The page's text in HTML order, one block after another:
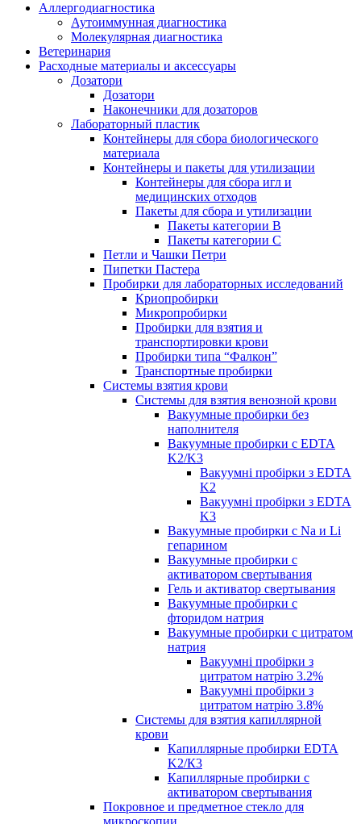
Аллергодиагностика
Аутоиммунная диагностика
Молекулярная диагностика
Ветеринария
Расходные материалы и аксессуары
Дозатори
Дозатори
Наконечники для дозаторов
Лабораторный пластик
Контейнеры для сбора биологического
материала
Контейнеры и пакеты для утилизации
Контейнеры для сбора игл и
медицинских отходов
Пакеты для сбора и утилизации
Пакеты категории B
Пакеты категории C
Петли и Чашки Петри
Пипетки Пастера
Пробирки для лабораторных исследований
Криопробирки
Микропробирки
Пробирки для взятия и
транспортировки крови
Пробирки типа “Фалкон”
Транспортные пробирки
Системы взятия крови
Системы для взятия венозной крови
Вакуумные пробирки без
наполнителя
Вакуумные пробирки с EDTA
K2/K3
Вакуумні пробірки з EDTA
K2
Вакуумні пробірки з EDTA
K3
Вакуумные пробирки с Na и Li
гепарином
Вакуумные пробирки с
активатором свертывания
Гель и активатор свертывания
Вакуумные пробирки с
фторидом натрия
Вакуумные пробирки с цитратом
натрия
Вакуумні пробірки з
цитратом натрію 3.2%
Вакуумні пробірки з
цитратом натрію 3.8%
Системы для взятия капиллярной
крови
Капиллярные пробирки EDTA
K2/К3
Капиллярные пробирки с
активатором свертывания
Покровное и предметное стекло для